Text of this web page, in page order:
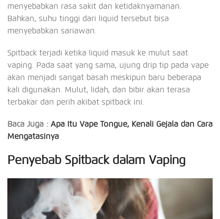
menyebabkan rasa sakit dan ketidaknyamanan.
Bahkan, suhu tinggi dari liquid tersebut bisa
menyebabkan sariawan.
Spitback terjadi ketika liquid masuk ke mulut saat
vaping. Pada saat yang sama, ujung drip tip pada vape
akan menjadi sangat basah meskipun baru beberapa
kali digunakan. Mulut, lidah, dan bibir akan terasa
terbakar dan perih akibat spitback ini.
Baca Juga : Apa Itu Vape Tongue, Kenali Gejala dan Cara
Mengatasinya
Penyebab Spitback dalam Vaping